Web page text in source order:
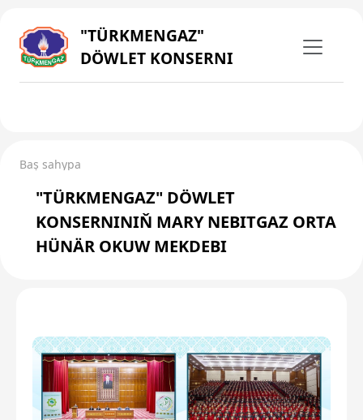
"TÜRKMENGAZ"
DÖWLET KONSERNI
Baş sahypa
"TÜRKMENGAZ" DÖWLET
KONSERNINIŇ MARY NEBITGAZ ORTA
HÜNÄR OKUW MEKDEBI